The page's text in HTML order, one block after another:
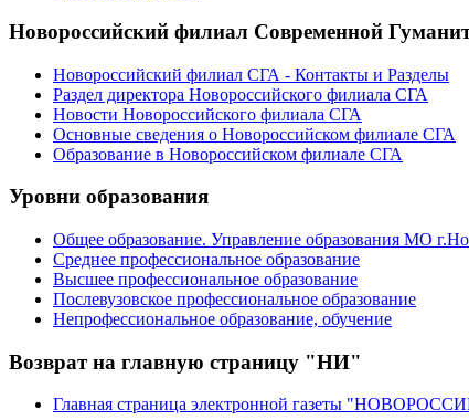
Новороссийский филиал Современной
Новороссийский филиал СГА - Контакты и Разделы
Раздел директора Новороссийского филиала СГА
Новости Новороссийского филиала СГА
Основные сведения о Новороссийском филиале СГА
Образование в Новороссийском филиале СГА
Уровни образования
Общее образование. Управление образования МО
Среднее профессиональное образование
Высшее профессиональное образование
Послевузовское профессиональное образование
Непрофессиональное образование, обучение
Возврат на главную страницу "НИ"
Главная страница электронной газеты